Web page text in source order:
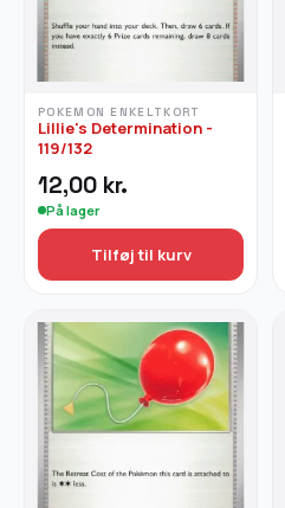
POKEMON ENKELTKORT
Lillie's Determination -
119/132
12,00 kr.
På lager
Tilføj til kurv